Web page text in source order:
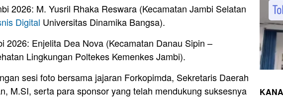
2026: M. Yusril Rhaka Reswara (Kecamatan Jambi Selatan
Digital Universitas Dinamika Bangsa).
2026: Enjelita Dea Nova (Kecamatan Danau Sipin –
Lingkungan Poltekes Kemenkes Jambi).
sesi foto bersama jajaran Forkopimda, Sekretaris Daerah
M.SI, serta para sponsor yang telah mendukung suksesnya